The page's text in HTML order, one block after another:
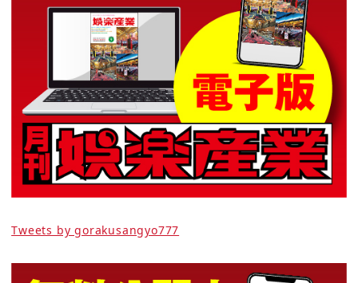
Tweets by gorakusangyo777